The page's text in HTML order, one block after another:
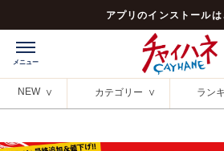
アプリのインストールは
NEW カテゴリー ラン